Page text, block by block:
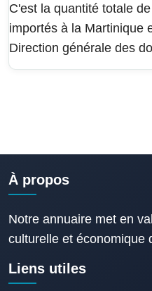
C'est la quantité totale
importés à la Martinique
Direction générale des
À propos
Notre annuaire met en
culturelle et économique
Liens utiles